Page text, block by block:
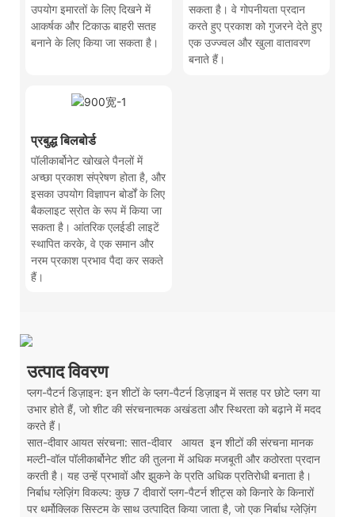
उपयोग इमारतों के लिए दिखने में
आकर्षक और टिकाऊ बाहरी सतह
बनाने के लिए किया जा सकता है।
सकता है। वे गोपनीयता प्रदान
करते हुए प्रकाश को गुजरने देते हुए
एक उज्ज्वल और खुला वातावरण
बनाते हैं।
प्रबुद्ध बिलबोर्ड
पॉलीकार्बोनेट खोखले पैनलों में
अच्छा प्रकाश संप्रेषण होता है, और
इसका उपयोग विज्ञापन बोर्डों के लिए
बैकलाइट स्रोत के रूप में किया जा
सकता है। आंतरिक एलईडी लाइटें
स्थापित करके, वे एक समान और
नरम प्रकाश प्रभाव पैदा कर सकते
हैं।
उत्पाद विवरण
प्लग-पैटर्न डिज़ाइन: इन शीटों के प्लग-पैटर्न डिज़ाइन में सतह पर छोटे प्लग या
उभार होते हैं, जो शीट की संरचनात्मक अखंडता और स्थिरता को बढ़ाने में मदद
करते हैं।
सात-दीवार आयत संरचना: सात-दीवार
आयत इन शीटों की संरचना मानक
मल्टी-वॉल पॉलीकार्बोनेट शीट की तुलना में अधिक मजबूती और कठोरता प्रदान
करती है। यह उन्हें प्रभावों और झुकने के प्रति अधिक प्रतिरोधी बनाता है।
निर्बाध ग्लेज़िंग विकल्प: कुछ 7 दीवारों प्लग-पैटर्न शीट्स को किनारे के किनारों
पर थर्मोक्लिक सिस्टम के साथ उत्पादित किया जाता है, जो एक निर्बाध ग्लेज़िंग